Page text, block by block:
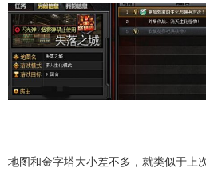
地图和金字塔大小差不多，就类似于上